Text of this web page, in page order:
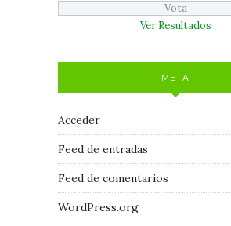
Ver Resultados
META
Acceder
Feed de entradas
Feed de comentarios
WordPress.org